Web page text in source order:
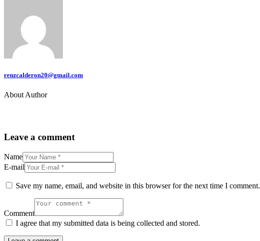
renzcalderon20@gmail.com
About Author
Leave a comment
Name
E-mail
Save my name, email, and website in this browser for the next time I comment.
Comment
I agree that my submitted data is being collected and stored.